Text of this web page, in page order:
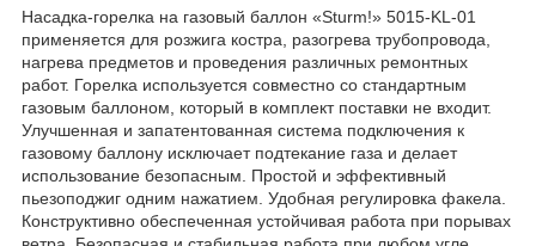
Насадка-горелка на газовый баллон «Sturm!» 5015-KL-01
применяется для розжига костра, разогрева трубопровода,
нагрева предметов и проведения различных ремонтных
работ. Горелка используется совместно со стандартным
газовым баллоном, который в комплект поставки не входит.
Улучшенная и запатентованная система подключения к
газовому баллону исключает подтекание газа и делает
использование безопасным. Простой и эффективный
пьезоподжиг одним нажатием. Удобная регулировка факела.
Конструктивно обеспеченная устойчивая работа при порывах